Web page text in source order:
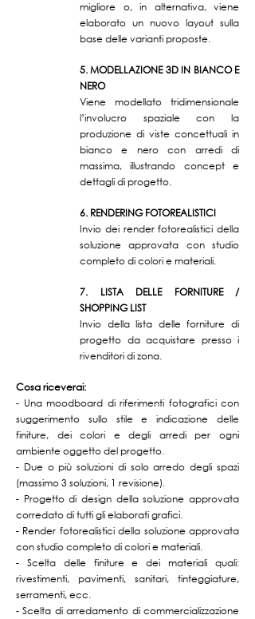
migliore o, in alternativa, viene
elaborato un nuovo layout sulla
base delle varianti proposte.
5. MODELLAZIONE 3D IN BIANCO E
NERO
Viene modellato tridimensionale
l’involucro spaziale con la
produzione di viste concettuali in
bianco e nero con arredi di
massima, illustrando concept e
dettagli di progetto.
6. RENDERING FOTOREALISTICI
Invio dei render fotorealistici della
soluzione approvata con studio
completo di colori e materiali.
7. LISTA DELLE FORNITURE /
SHOPPING LIST
Invio della lista delle forniture di
progetto da acquistare presso i
rivenditori di zona.
Cosa riceverai:
- Una moodboard di riferimenti fotografici con
suggerimento sullo stile e indicazione delle
finiture, dei colori e degli arredi per ogni
ambiente oggetto del progetto.
- Due o più soluzioni di solo arredo degli spazi
(massimo 3 soluzioni, 1 revisione).
- Progetto di design della soluzione approvata
corredato di tutti gli elaborati grafici.
- Render fotorealistici della soluzione approvata
con studio completo di colori e materiali.
- Scelta delle finiture e dei materiali quali:
rivestimenti, pavimenti, sanitari, tinteggiature,
serramenti, ecc.
- Scelta di arredamento di commercializzazione